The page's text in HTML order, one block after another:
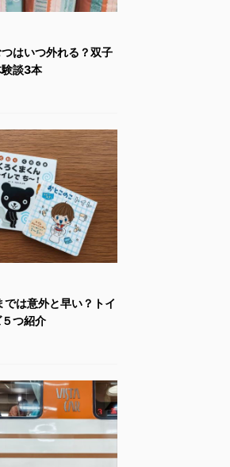
つはいつ外れる？双子
談3本
では意外と早い？トイ
つ紹介